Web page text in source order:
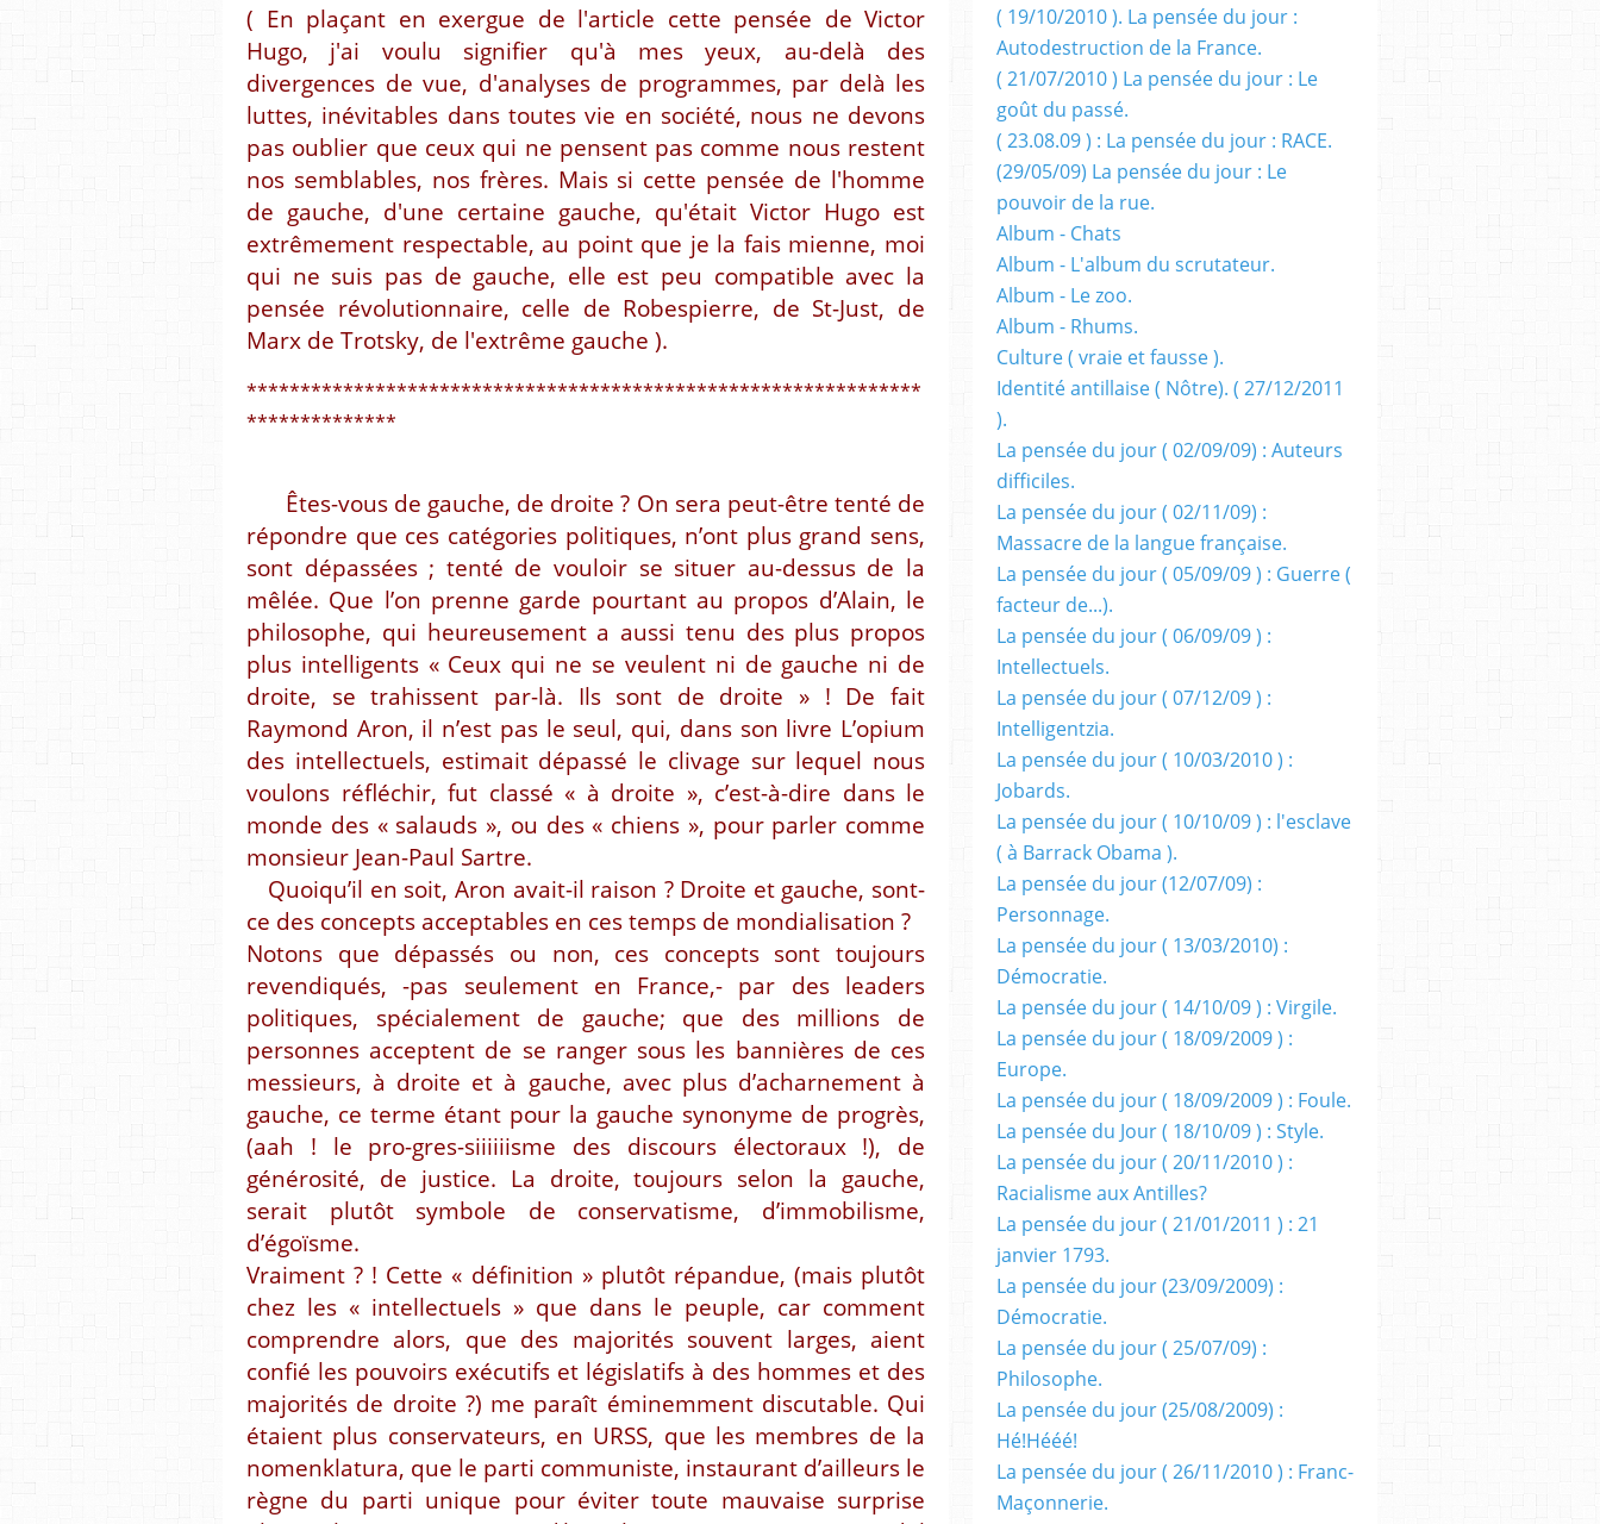
( En plaçant en exergue de l'article cette pensée de Victor
Hugo, j'ai voulu signifier qu'à mes yeux, au-delà des
divergences de vue, d'analyses de programmes, par delà les
luttes, inévitables dans toutes vie en société, nous ne devons
pas oublier que ceux qui ne pensent pas comme nous restent
nos semblables, nos frères. Mais si cette pensée de l'homme
de gauche, d'une certaine gauche, qu'était Victor Hugo est
extrêmement respectable, au point que je la fais mienne, moi
qui ne suis pas de gauche, elle est peu compatible avec la
pensée révolutionnaire, celle de Robespierre, de St-Just, de
Marx de Trotsky, de l'extrême gauche ).
***************************************************************
**************
Êtes-vous de gauche, de droite ? On sera peut-être tenté de
répondre que ces catégories politiques, n’ont plus grand sens,
sont dépassées ; tenté de vouloir se situer au-dessus de la
mêlée. Que l’on prenne garde pourtant au propos d’Alain, le
philosophe, qui heureusement a aussi tenu des plus propos
plus intelligents « Ceux qui ne se veulent ni de gauche ni de
droite, se trahissent par-là. Ils sont de droite » ! De fait
Raymond Aron, il n’est pas le seul, qui, dans son livre L’opium
des intellectuels, estimait dépassé le clivage sur lequel nous
voulons réfléchir, fut classé « à droite », c’est-à-dire dans le
monde des « salauds », ou des « chiens », pour parler comme
monsieur Jean-Paul Sartre.
Quoiqu’il en soit, Aron avait-il raison ? Droite et gauche, sont-
ce des concepts acceptables en ces temps de mondialisation ?
Notons que dépassés ou non, ces concepts sont toujours
revendiqués, -pas seulement en France,- par des leaders
politiques, spécialement de gauche; que des millions de
personnes acceptent de se ranger sous les bannières de ces
messieurs, à droite et à gauche, avec plus d’acharnement à
gauche, ce terme étant pour la gauche synonyme de progrès,
(aah ! le pro-gres-siiiiiisme des discours électoraux !), de
générosité, de justice. La droite, toujours selon la gauche,
serait plutôt symbole de conservatisme, d’immobilisme,
d’égoïsme.
Vraiment ? ! Cette « définition » plutôt répandue, (mais plutôt
chez les « intellectuels » que dans le peuple, car comment
comprendre alors, que des majorités souvent larges, aient
confié les pouvoirs exécutifs et législatifs à des hommes et des
majorités de droite ?) me paraît éminemment discutable. Qui
étaient plus conservateurs, en URSS, que les membres de la
nomenklatura, que le parti communiste, instaurant d’ailleurs le
règne du parti unique pour éviter toute mauvaise surprise
( 19/10/2010 ). La pensée du jour :
Autodestruction de la France.
( 21/07/2010 ) La pensée du jour : Le
goût du passé.
( 23.08.09 ) : La pensée du jour : RACE.
(29/05/09) La pensée du jour : Le
pouvoir de la rue.
Album - Chats
Album - L'album du scrutateur.
Album - Le zoo.
Album - Rhums.
Culture ( vraie et fausse ).
Identité antillaise ( Nôtre). ( 27/12/2011
).
La pensée du jour ( 02/09/09) : Auteurs
difficiles.
La pensée du jour ( 02/11/09) :
Massacre de la langue française.
La pensée du jour ( 05/09/09 ) : Guerre (
facteur de...).
La pensée du jour ( 06/09/09 ) :
Intellectuels.
La pensée du jour ( 07/12/09 ) :
Intelligentzia.
La pensée du jour ( 10/03/2010 ) :
Jobards.
La pensée du jour ( 10/10/09 ) : l'esclave
( à Barrack Obama ).
La pensée du jour (12/07/09) :
Personnage.
La pensée du jour ( 13/03/2010) :
Démocratie.
La pensée du jour ( 14/10/09 ) : Virgile.
La pensée du jour ( 18/09/2009 ) :
Europe.
La pensée du jour ( 18/09/2009 ) : Foule.
La pensée du Jour ( 18/10/09 ) : Style.
La pensée du jour ( 20/11/2010 ) :
Racialisme aux Antilles?
La pensée du jour ( 21/01/2011 ) : 21
janvier 1793.
La pensée du jour (23/09/2009) :
Démocratie.
La pensée du jour ( 25/07/09) :
Philosophe.
La pensée du jour (25/08/2009) :
Hé!Hééé!
La pensée du jour ( 26/11/2010 ) : Franc-
Maçonnerie.